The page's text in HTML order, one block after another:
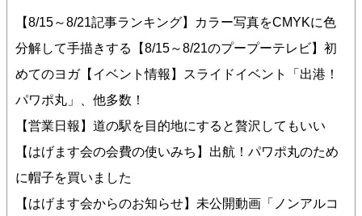
【8/15～8/21記事ランキング】カラー写真をCMYKに色
分解して手描きする【8/15～8/21のプープーテレビ】初
めてのヨガ【イベント情報】スライドイベント「出港！
パワポ丸」、他多数！
【営業日報】道の駅を目的地にすると贅沢してもいい
【はげます会の会費の使いみち】出航！パワポ丸のため
に帽子を買いました
【はげます会からのお知らせ】未公開動画「ノンアルコ